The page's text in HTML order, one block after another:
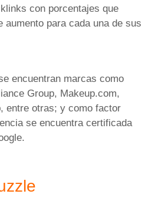
con porcentajes que
aumento para cada una de sus
encuentran marcas como
Group, Makeup.com,
entre otras; y como factor
se encuentra certificada